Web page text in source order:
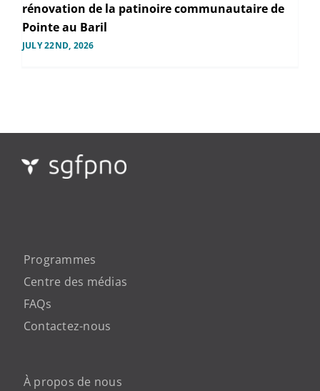
rénovation de la patinoire communautaire de
Pointe au Baril
JULY 22ND, 2026
Programmes
Centre des médias
FAQs
Contactez-nous
À propos de nous